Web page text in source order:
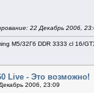
22 Декабрь 2006,
M5/32Гб DDR 3333 cl 16/
Live - Это возможно!
2006, 23:09